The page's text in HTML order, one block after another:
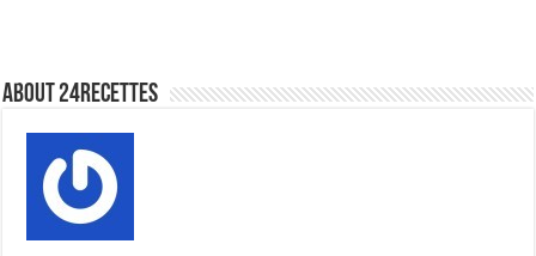
About 24recettes